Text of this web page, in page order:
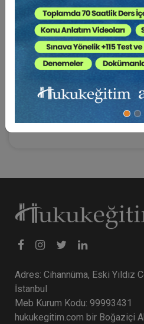
hekimlere karşı tazminat
şekilde, kamuda çalışan
malpraktis iddiasıyla ceza
için sağlık çalışanının
çerçevesinde izin vermesi
sektörde çalışan hekimlere
davası doğrudan savcı
prosedürü bulunmamaktadır.
Adres: Cihannüma, Eski Yıldız
İstanbul
Meb Kurum Kodu: 99993431
hukukegitim.com bir Boğaziçi